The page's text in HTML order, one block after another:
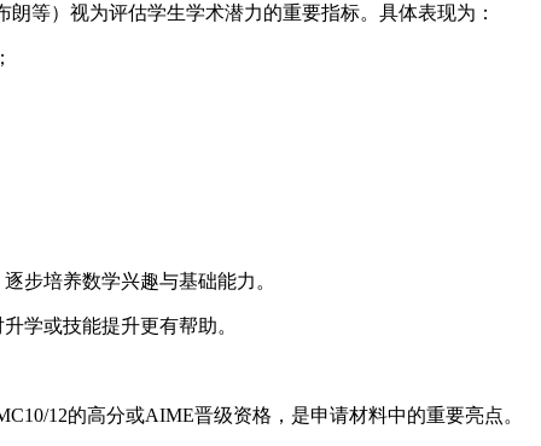
等）视为评估学生学术潜力的重要指标。具体表现为：
步培养数学兴趣与基础能力。
学或技能提升更有帮助。
12的高分或AIME晋级资格，是申请材料中的重要亮点。